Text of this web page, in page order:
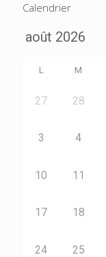
Calendrier
L M
27 28
3 4
10 11
17 18
24 25